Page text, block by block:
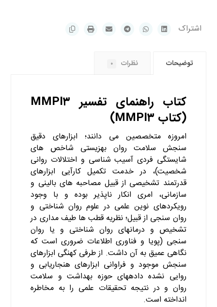
توضیحات نظرات ۰
کتاب راهنمای تفسیر MMPI۳
(کتاب MMPI۳)
امروزه متخصصین می دانند؛ ابزارهای دقیق
سنجش سلامت روان بهزیستی شاخص های
شایستگی فردی آسیب شناسی و اختلالات روانی
شخصیت)، در خدمت تکمیل کارآیی ابزارهای
قدرتمند تشخیصی از قبیل مصاحبه های بالینی و
سازمانی، امری انکار ناپذیر بوده و با وجود
رویکردهای نوین علمی در علوم روان شناختی و
روان سنجی از قبیل؛ نظریه قطب ها طیف مداری در
تشخیص و درمانهای روان شناختی و یا روان
سنجی (پویا و فناوری اطلاعات ضروری است که
نگاهی عمیق به آن داشت. از طرفی کهنگی ابزارهای
سنجش موجود و فراوانی ابزارهای هنجاریابی و
روایی نشده دادههای حوزه بهداشت و سلامت
روان و در نتیجه تحقیقات علمی را به مخاطره
انداخته است.